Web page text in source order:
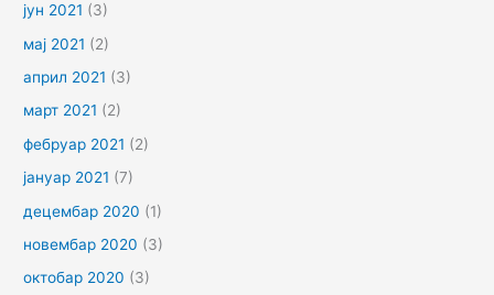
јун 2021 (3)
мај 2021 (2)
април 2021 (3)
март 2021 (2)
фебруар 2021 (2)
јануар 2021 (7)
децембар 2020 (1)
новембар 2020 (3)
октобар 2020 (3)